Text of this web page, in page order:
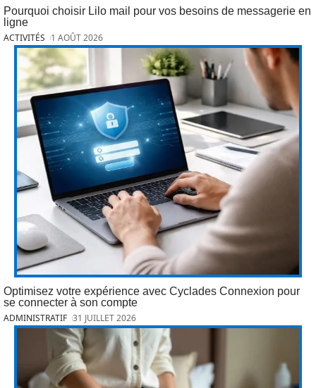
Pourquoi choisir Lilo mail pour vos besoins de messagerie en
ligne
ACTIVITÉS 1 AOÛT 2026
Optimisez votre expérience avec Cyclades Connexion pour
se connecter à son compte
ADMINISTRATIF 31 JUILLET 2026